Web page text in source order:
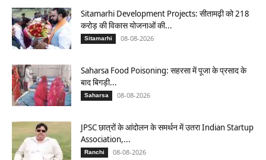
Sitamarhi Development Projects: सीतामढ़ी को 218
करोड़ की विकास योजनाओं की...
Sitamarhi 08-08-2026
Saharsa Food Poisoning: सहरसा में पूजा के प्रसाद के
बाद बिगड़ी...
Saharsa 08-08-2026
JPSC छात्रों के आंदोलन के समर्थन में उतरा Indian Startup
Association,...
Ranchi 08-08-2026